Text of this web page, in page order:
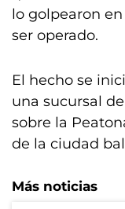
lo golpearon
ser operado.
El hecho se
una sucursal
sobre la
de la ciudad
Más noticias